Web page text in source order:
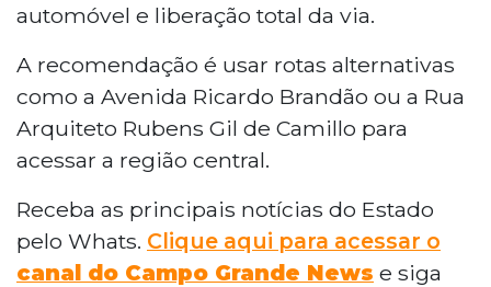
automóvel e liberação total da via.
A recomendação é usar rotas alternativas
como a Avenida Ricardo Brandão ou a Rua
Arquiteto Rubens Gil de Camillo para
acessar a região central.
Receba as principais notícias do Estado
pelo Whats. Clique aqui para acessar o
canal do Campo Grande News e siga